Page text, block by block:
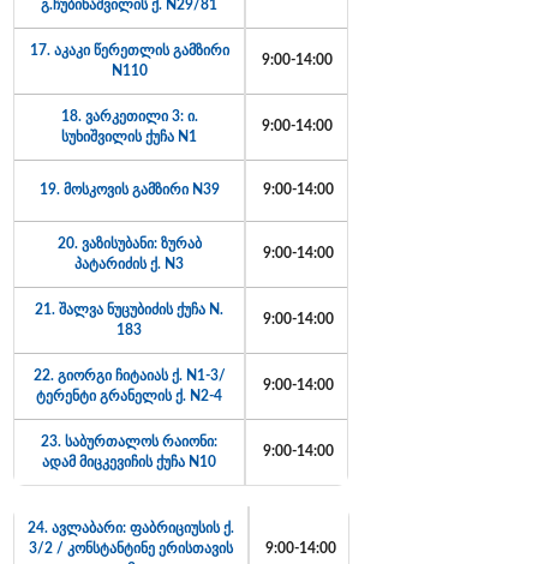
გ.ჩუბინაშვილის ქ. N29/81
17. აკაკი წერეთლის გამზირი
N110
9:00-14:00
18. ვარკეთილი 3: ი.
სუხიშვილის ქუჩა N1
9:00-14:00
19. მოსკოვის გამზირი N39 9:00-14:00
20. ვაზისუბანი: ზურაბ
პატარიძის ქ. N3
9:00-14:00
21. შალვა ნუცუბიძის ქუჩა N.
183
9:00-14:00
22. გიორგი ჩიტაიას ქ. N1-3/
ტერენტი გრანელის ქ. N2-4
9:00-14:00
23. საბურთალოს რაიონი:
ადამ მიცკევიჩის ქუჩა N10
9:00-14:00
24. ავლაბარი: ფაბრიციუსის ქ.
3/2 / კონსტანტინე ერისთავის
9:00-14:00